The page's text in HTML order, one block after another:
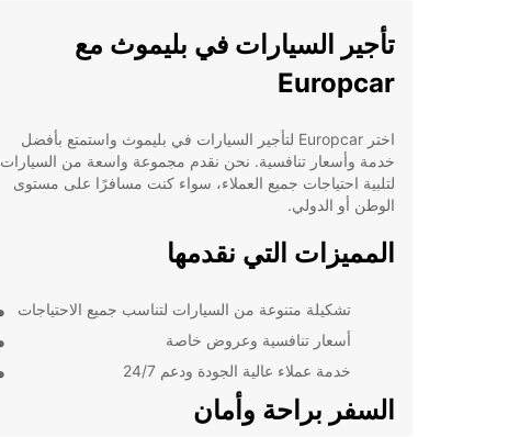
تأجير السيارات في بليموث مع
Europcar
اختر Europcar لتأجير السيارات في بليموث واستمتع بأفضل
خدمة وأسعار تنافسية. نحن نقدم مجموعة واسعة من السيارات
لتلبية احتياجات جميع العملاء، سواء كنت مسافرًا على مستوى
الوطن أو الدولي.
المميزات التي نقدمها
تشكيلة متنوعة من السيارات لتناسب جميع الاحتياجات
أسعار تنافسية وعروض خاصة
خدمة عملاء عالية الجودة ودعم 24/7
السفر براحة وأمان